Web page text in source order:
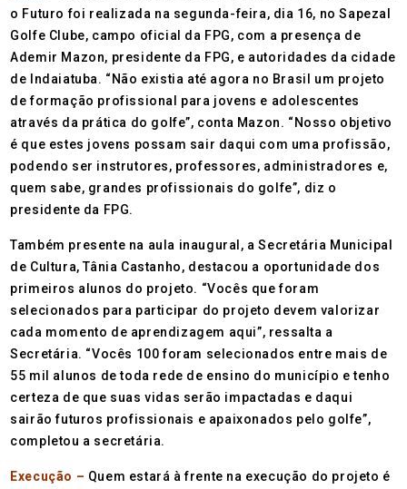
o Futuro foi realizada na segunda-feira, dia 16, no Sapezal
Golfe Clube, campo oficial da FPG, com a presença de
Ademir Mazon, presidente da FPG, e autoridades da cidade
de Indaiatuba. “Não existia até agora no Brasil um projeto
de formação profissional para jovens e adolescentes
através da prática do golfe”, conta Mazon. “Nosso objetivo
é que estes jovens possam sair daqui com uma profissão,
podendo ser instrutores, professores, administradores e,
quem sabe, grandes profissionais do golfe”, diz o
presidente da FPG.
Também presente na aula inaugural, a Secretária Municipal
de Cultura, Tânia Castanho, destacou a oportunidade dos
primeiros alunos do projeto. “Vocês que foram
selecionados para participar do projeto devem valorizar
cada momento de aprendizagem aqui”, ressalta a
Secretária. “Vocês 100 foram selecionados entre mais de
55 mil alunos de toda rede de ensino do município e tenho
certeza de que suas vidas serão impactadas e daqui
sairão futuros profissionais e apaixonados pelo golfe”,
completou a secretária.
Execução – Quem estará à frente na execução do projeto é